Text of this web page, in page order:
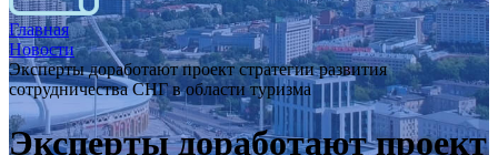
Главная
Новости
Эксперты доработают проект стратегии развития
сотрудничества СНГ в области туризма
Эксперты доработают проект